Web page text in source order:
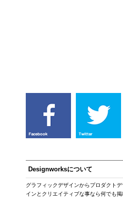
Designworksについて
グラフィックデザインからプロダクト
インとクリエイティブな事なら何でも掲